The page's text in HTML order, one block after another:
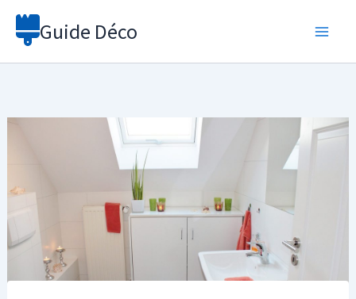
Aller
Guide Déco